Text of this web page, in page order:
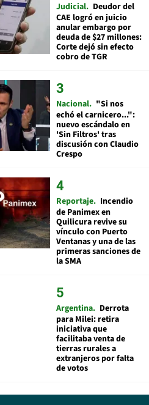
Judicial Deudor del
CAE logró en juicio
anular embargo por
deuda de $27 millones:
Corte dejó sin efecto
cobro de TGR
Nacional "Si nos
echó el carnicero...":
nuevo escándalo en
'Sin Filtros' tras
discusión con Claudio
Crespo
Reportaje Incendio
de Panimex en
Quilicura revive su
vínculo con Puerto
Ventanas y una de las
primeras sanciones de
la SMA
Argentina Derrota
para Milei: retira
iniciativa que
facilitaba venta de
tierras rurales a
extranjeros por falta
de votos